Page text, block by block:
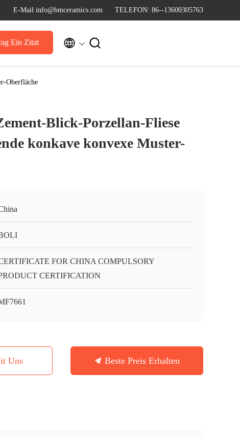
E-Mail info@bmceramics.com TELEFON: 86--13600305763
Ein Zitat  
Oberfläche
Blick-Porzellan-Fliese
konkave konvexe Muster-
FOR CHINA COMPULSORY
CERTIFICATION
Uns Beste Preis Erhalten